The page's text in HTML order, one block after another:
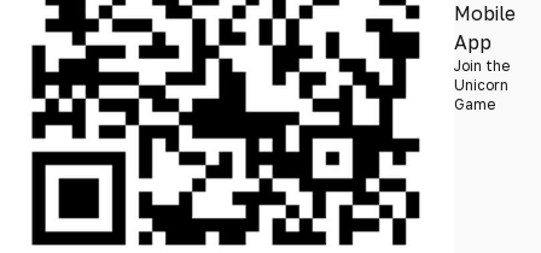
Mobile
App
Join the
Unicorn
Game